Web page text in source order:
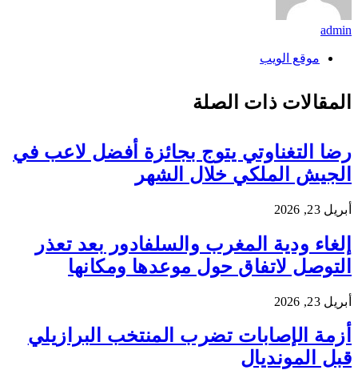
admin
موقع الويب
المقالات ذات الصلة
رضا التغناوتي يتوج بجائزة أفضل لاعب في
الجيش الملكي خلال الشهر
أبريل 23, 2026
إلغاء ودية المغرب والسلفادور بعد تعذر
التوصل لاتفاق حول موعدها ومكانها
أبريل 23, 2026
أزمة الإصابات تضرب المنتخب البرازيلي
قبل المونديال